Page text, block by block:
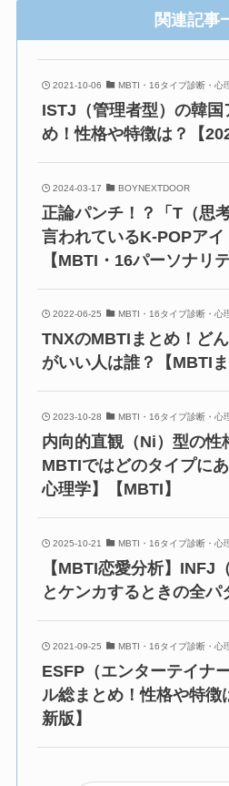
関連記事
2021-10-06 MBTI・16タイプ診断・心
ISTJ（管理者型）の韓国
め！性格や特徴は？【
2024-03-17 BOYNEXTDOOR
正論パンチ！？「T（思
言われているK-POPアイ
【MBTI・16パーソナリ
2022-06-25 MBTI・16タイプ診断・心
TNXのMBTIまとめ！ど
がいい人は誰？【MBTIま
2023-10-28 MBTI・16タイプ診断・心
内向的直観（Ni）型の性
MBTIではどのタイプに
心理学】【MBTI】
2025-10-21 MBTI・16タイプ診断・心
【MBTI恋愛分析】INFJ
とケンカするときの全パ
2021-09-25 MBTI・16タイプ診断・心
ESFP（エンターテイナ
ル総まとめ！性格や特徴
新版】